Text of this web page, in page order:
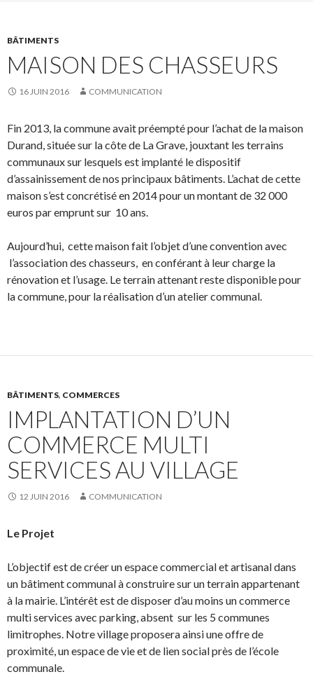
BÂTIMENTS
MAISON DES CHASSEURS
16 JUIN 2016 COMMUNICATION
Fin 2013, la commune avait préempté pour l’achat de la maison
Durand, située sur la côte de La Grave, jouxtant les terrains
communaux sur lesquels est implanté le dispositif
d’assainissement de nos principaux bâtiments. L’achat de cette
maison s’est concrétisé en 2014 pour un montant de 32 000
euros par emprunt sur 10 ans.
Aujourd’hui, cette maison fait l’objet d’une convention avec
l’association des chasseurs, en conférant à leur charge la
rénovation et l’usage. Le terrain attenant reste disponible pour
la commune, pour la réalisation d’un atelier communal.
BÂTIMENTS, COMMERCES
IMPLANTATION D’UN
COMMERCE MULTI
SERVICES AU VILLAGE
12 JUIN 2016 COMMUNICATION
Le Projet
L’objectif est de créer un espace commercial et artisanal dans
un bâtiment communal à construire sur un terrain appartenant
à la mairie. L’intérêt est de disposer d’au moins un commerce
multi services avec parking, absent sur les 5 communes
limitrophes. Notre village proposera ainsi une offre de
proximité, un espace de vie et de lien social près de l’école
communale.